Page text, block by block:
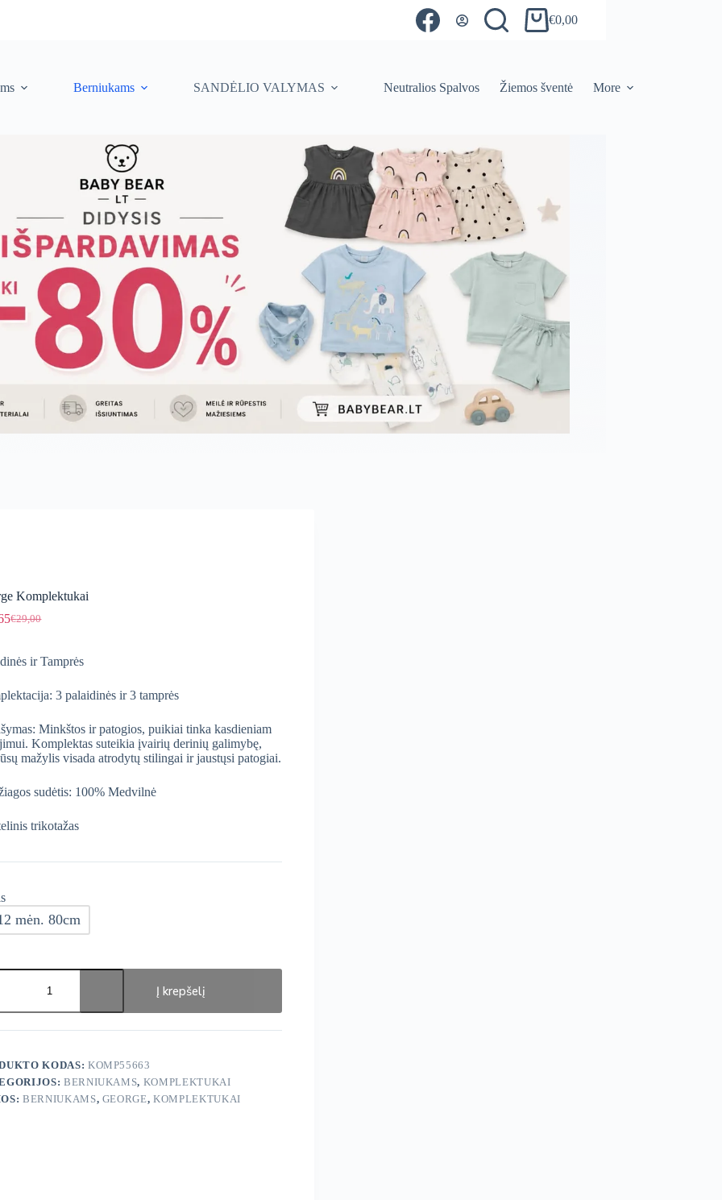
Shopping
€0,00
Berniukams SANDĖLIO VALYMAS Neutralios Spalvos Žiemos šventė More
Komplektukai
€29,00
Original
was:
€29,00.
Current
is:
€24,65.ir Tamprės
3 palaidinės ir 3 tamprės
Minkštos ir patogios, puikiai tinka kasdieniam
Komplektas suteikia įvairių derinių galimybę,
mažylis visada atrodytų stilingai ir jaustųsi patogiai.
sudėtis: 100% Medvilnė
trikotažas
mėn. 80cm
Į krepšelį
KODAS: KOMP55663
BERNIUKAMS, KOMPLEKTUKAI
BERNIUKAMS, GEORGE,KOMPLEKTUKAI